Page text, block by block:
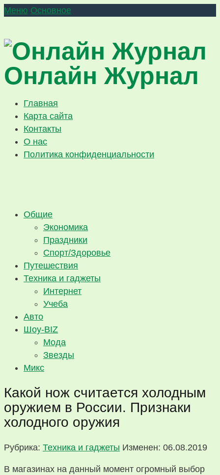
Меню Основное
Онлайн Журнал
Главная
Карта сайта
Контакты
О нас
Политика конфиденциальности
Общие
Экономика
Праздники
Спорт/Здоровье
Путешествия
Техника и гаджеты
Интернет
Учеба
Авто
Шоу-BIZ
Мода
Звезды
Микс
Какой нож считается холодным
оружием в России. Признаки
холодного оружия
Рубрика: Техника и гаджеты Изменен: 06.08.2019
В магазинах на данный момент огромный выбор